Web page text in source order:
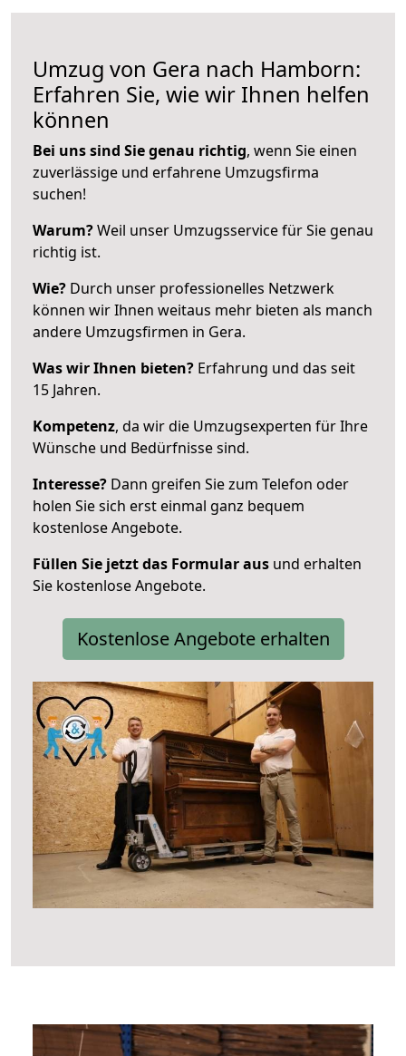
Umzug von Gera nach Hamborn:
Erfahren Sie, wie wir Ihnen helfen
können
Bei uns sind Sie genau richtig, wenn Sie einen
zuverlässige und erfahrene Umzugsfirma
suchen!
Warum?Weil unser Umzugsservice für Sie genau
richtig ist.
Wie? Durch unser professionelles Netzwerk
können wir Ihnen weitaus mehr bieten als manch
andere Umzugsfirmen in Gera.
Was wir Ihnen bieten? Erfahrung und das seit
15 Jahren.
Kompetenz, da wir die Umzugsexperten für Ihre
Wünsche und Bedürfnisse sind.
Interesse? Dann greifen Sie zum Telefon oder
holen Sie sich erst einmal ganz bequem
kostenlose Angebote.
Füllen Sie jetzt das Formular aus und erhalten
Sie kostenlose Angebote.
Kostenlose Angebote erhalten